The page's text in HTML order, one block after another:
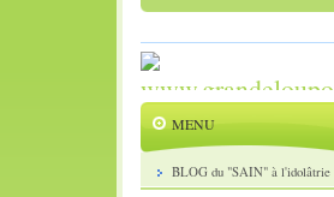
MENU
BLOG du "SAIN" à l'idolâtrie